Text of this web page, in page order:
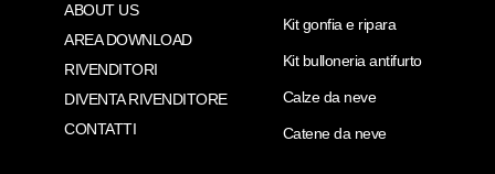
ABOUT US
AREA DOWNLOAD
RIVENDITORI
DIVENTA RIVENDITORE
CONTATTI
Kit gonfia e ripara
Kit bulloneria antifurto
Calze da neve
Catene da neve